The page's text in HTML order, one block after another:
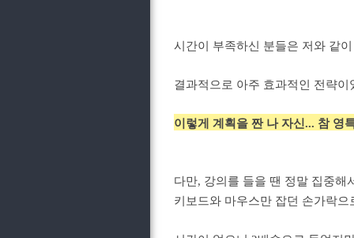
시간이 부족하신 분들은 저와 같
결과적으로 아주 효과적인 전략이
이렇게 계획을 짠 나 자신... 참 영
다만, 강의를 들을 땐 정말 집중해
키보드와 마우스만 잡던 손가락